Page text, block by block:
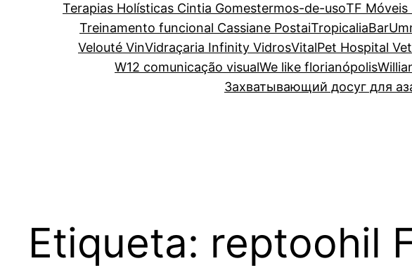
Terapias Holísticas Cintia Gomestermos-de-usoTF Móveis
Treinamento funcional Cassiane PostaiTropicaliaBar
Velouté VinVidraçaria Infinity VidrosVitalPet Hospital
W12 comunicação visualWe like florianópolis
Захватывающий досуг для
Etiqueta: reptoohil